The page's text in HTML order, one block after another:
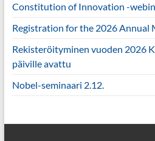
Constitution of Innovation -
Registration for the 2026 Annual
Rekisteröityminen vuoden 2026
päiville avattu
Nobel-seminaari 2.12.